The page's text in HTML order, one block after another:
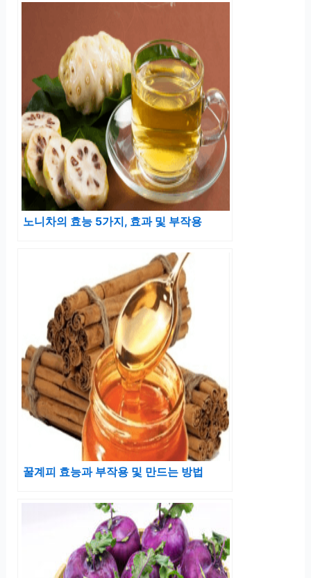
노니차의 효능 5가지, 효과 및 부작용
꿀계피 효능과 부작용 및 만드는 방법